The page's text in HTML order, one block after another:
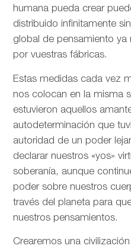
humana pueda crear
distribuido infinitamente
global de pensamiento ya
por vuestras fábricas.
Estas medidas cada vez
nos colocan en la misma
estuvieron aquellos
autodeterminación que
autoridad de un poder
declarar nuestros «yos»
soberanía, aunque
poder sobre nuestros
través del planeta para
nuestros pensamientos.
Crearemos una